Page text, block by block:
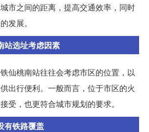
市之间的距离，提高交通效率，同时
发展。
站选址考虑因素
仙桃南站往往会考虑市区的位置，以
出行便利。一般而言，位于市区的火
受，也更符合城市规划的要求。
有铁路覆盖